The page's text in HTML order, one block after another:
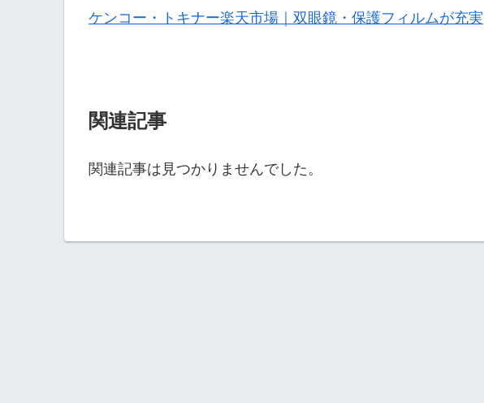
ケンコー・トキナー楽天市場｜双眼鏡・保護フィルムが充実
関連記事
関連記事は見つかりませんでした。